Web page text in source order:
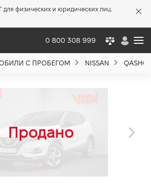
для физических и юридических лиц.
0 800 308 999
С ПРОБЕГОМ NISSAN
качества